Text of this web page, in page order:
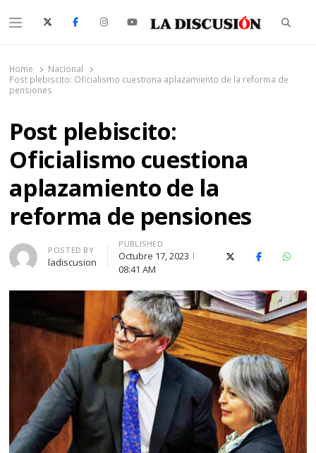
Menu
Home
Nacional
Post plebiscito: Oficialismo cuestiona aplazamiento de la reforma de
pensiones
Post plebiscito:
Oficialismo cuestiona
aplazamiento de la
reforma de pensiones
Author
POSTED BY
ladiscusion
PUBLISHED
Octubre 17, 2023
08:41 AM
X (Twitter)Facebook